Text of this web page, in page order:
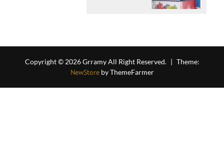
Copyright © 2026 Grramy All Right Reserved. Theme:
NewStoreby ThemeFarmer